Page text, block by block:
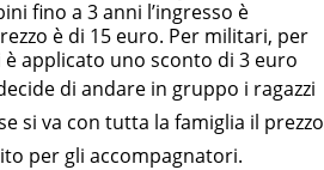
fino a 3 anni l’ingresso è
è di 15 euro. Per militari, per
applicato uno sconto di 3 euro
di andare in gruppo i ragazzi
si va con tutta la famiglia il prezzo
per gli accompagnatori.